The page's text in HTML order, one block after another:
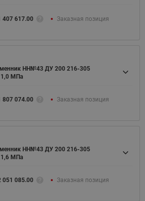
407 617.00 Заказная позиция
НН№43 ДУ 200 216-305
1,0 МПа
807 074.00 Заказная позиция
НН№43 ДУ 200 216-305
1,6 МПа
051 085.00 Заказная позиция